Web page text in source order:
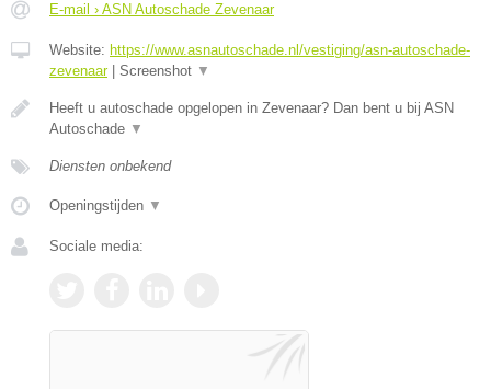
E-mail › ASN Autoschade Zevenaar
Website: https://www.asnautoschade.nl/vestiging/asn-autoschade-
zevenaar| Screenshot ▼
Heeft u autoschade opgelopen in Zevenaar? Dan bent u bij ASN
Autoschade ▼
Diensten onbekend
Openingstijden ▼
Sociale media: